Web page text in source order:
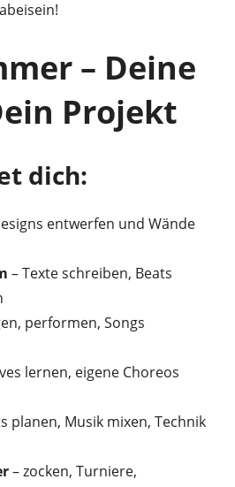
– Deine
Projekt
dich:
entwerfen und Wände
– Texte schreiben, Beats
performen, Songs
lernen, eigene Choreos
planen, Musik mixen, Technik
– zocken, Turniere,